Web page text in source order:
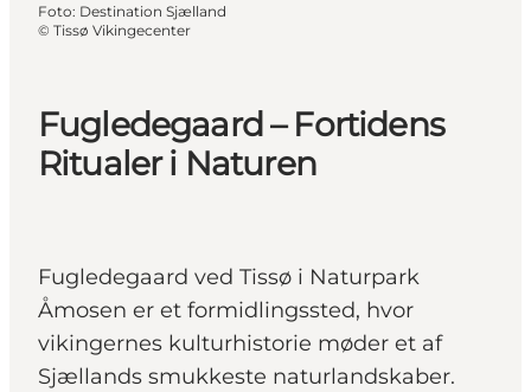
Fugledegaard – Fortidens
Ritualer i Naturen
Fugledegaard ved Tissø i Naturpark
Åmosen er et formidlingssted, hvor
vikingernes kulturhistorie møder et af
Sjællands smukkeste naturlandskaber.
Foto: Destination Sjælland
© Tissø Vikingecenter